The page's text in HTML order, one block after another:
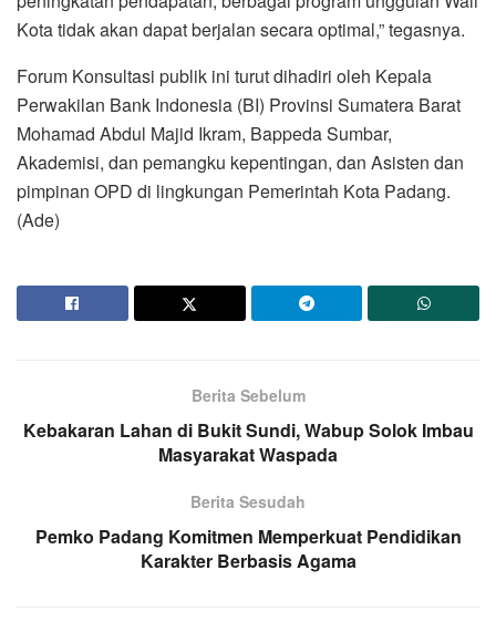
Kota tidak akan dapat berjalan secara optimal,” tegasnya.
Forum Konsultasi publik ini turut dihadiri oleh Kepala
Perwakilan Bank Indonesia (BI) Provinsi Sumatera Barat
Mohamad Abdul Majid Ikram, Bappeda Sumbar,
Akademisi, dan pemangku kepentingan, dan Asisten dan
pimpinan OPD di lingkungan Pemerintah Kota Padang.
(Ade)
Berita Sebelum
Kebakaran Lahan di Bukit Sundi, Wabup Solok Imbau
Masyarakat Waspada
Berita Sesudah
Pemko Padang Komitmen Memperkuat Pendidikan
Karakter Berbasis Agama